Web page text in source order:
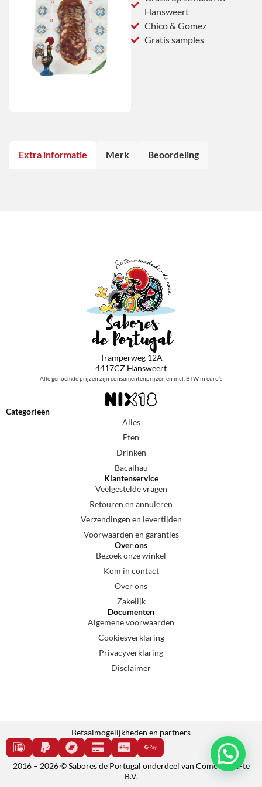
Hansweert
Chico & Gomez
Gratis samples
Extra informatie Merk Beoordeling
Tramperweg 12A
4417CZ Hansweert
Alle genoemde prijzen zijn consumentenprijzen en incl. BTW in euro’s
Categorieën
Alles
Eten
Drinken
Bacalhau
Klantenservice
Veelgestelde vragen
Retouren en annuleren
Verzendingen en levertijden
Voorwaarden en garanties
Over ons
Bezoek onze winkel
Kom in contact
Over ons
Zakelijk
Documenten
Algemene voorwaarden
Cookiesverklaring
Privacyverklaring
Disclaimer
Betaalmogelijkheden en partners
2016 – 2026 © Sabores de Portugal onderdeel van Come e cala-te
B.V.